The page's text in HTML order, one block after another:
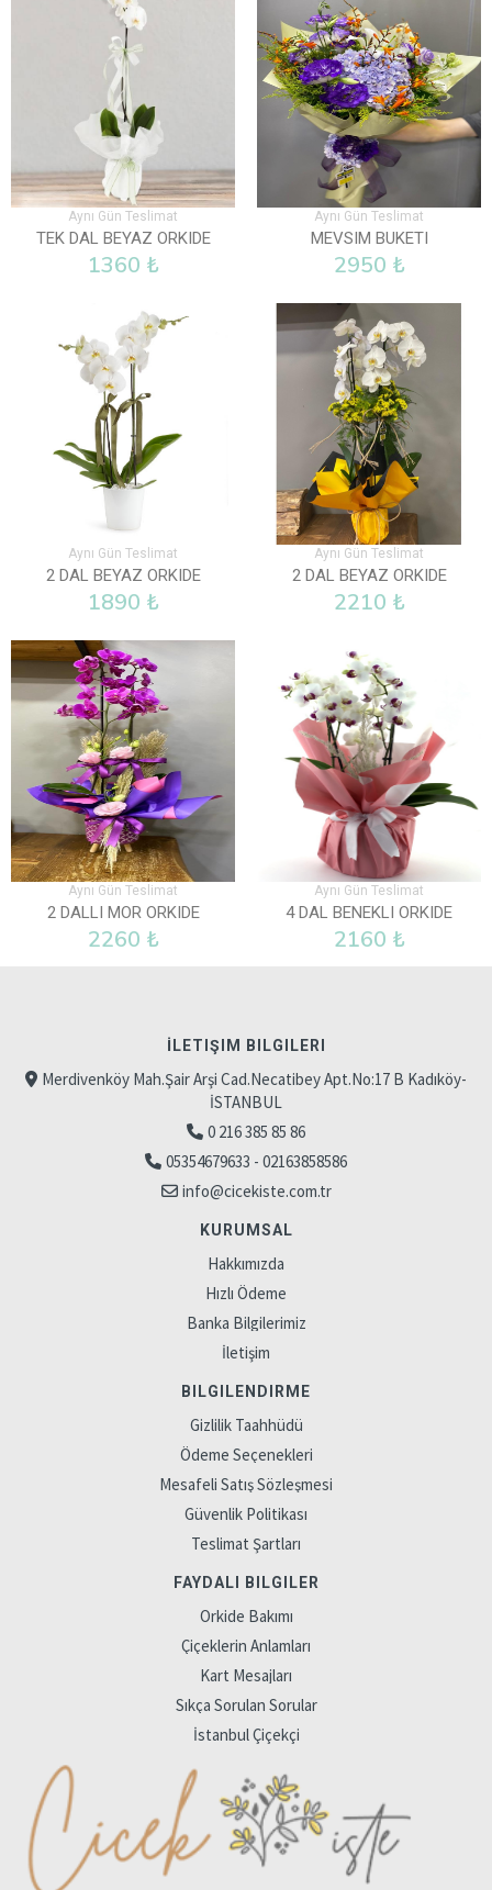
Aynı Gün Teslimat
TEK DAL BEYAZ ORKIDE
1360 ₺
Aynı Gün Teslimat
MEVSIM BUKETI
2950 ₺
Aynı Gün Teslimat
2 DAL BEYAZ ORKIDE
1890 ₺
Aynı Gün Teslimat
2 DAL BEYAZ ORKIDE
2210 ₺
Aynı Gün Teslimat
2 DALLI MOR ORKIDE
2260 ₺
Aynı Gün Teslimat
4 DAL BENEKLI ORKIDE
2160 ₺
İLETIŞIM BILGILERI
Merdivenköy Mah.Şair Arşi Cad.Necatibey Apt.No:17 B Kadıköy-
İSTANBUL
0 216 385 85 86
05354679633 - 02163858586
info@cicekiste.com.tr
KURUMSAL
Hakkımızda
Hızlı Ödeme
Banka Bilgilerimiz
İletişim
BILGILENDIRME
Gizlilik Taahhüdü
Ödeme Seçenekleri
Mesafeli Satış Sözleşmesi
Güvenlik Politikası
Teslimat Şartları
FAYDALI BILGILER
Orkide Bakımı
Çiçeklerin Anlamları
Kart Mesajları
Sıkça Sorulan Sorular
İstanbul Çiçekçi